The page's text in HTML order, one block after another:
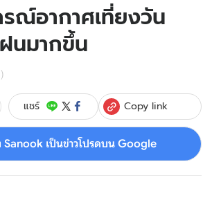
ณ์อากาศเที่ยงวัน
นมากขึ้น
แชร์ Copy link
Sanook เป็นข่าวโปรดบน Google